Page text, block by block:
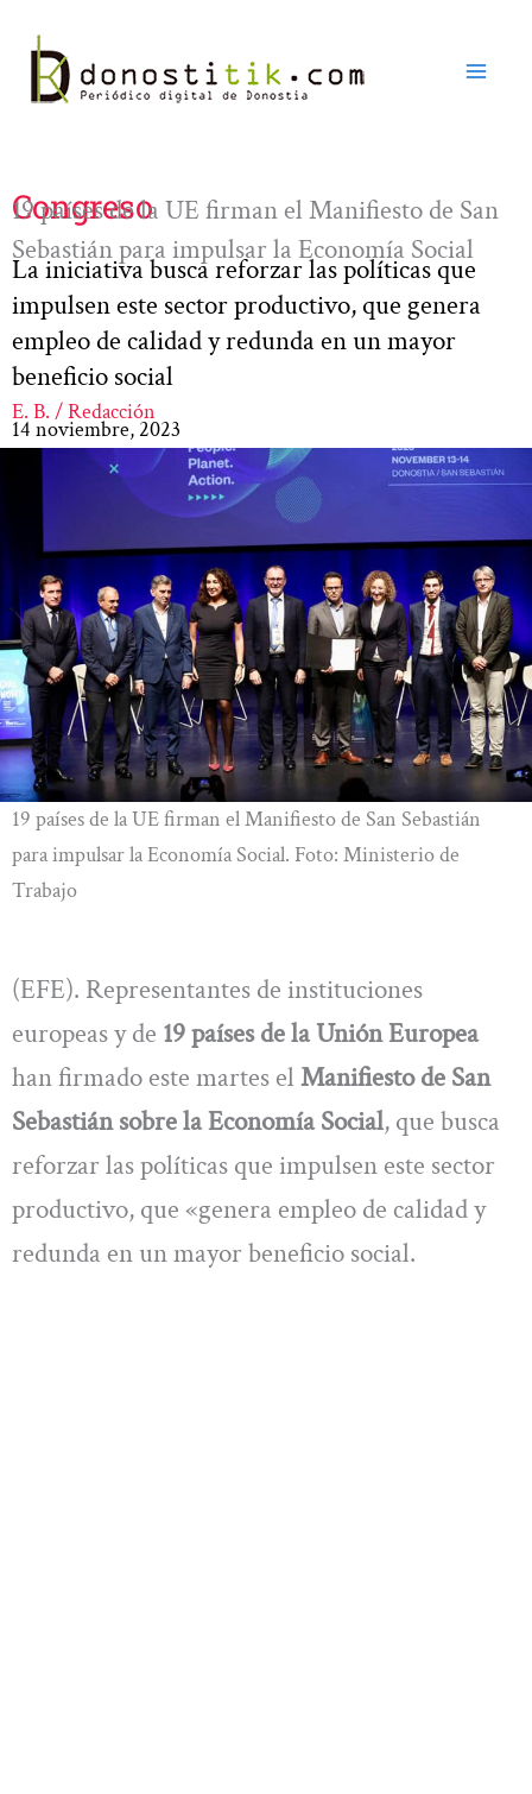
contenido
Congreso
19 países de la UE firman el Manifiesto de San
Sebastián para impulsar la Economía Social
La iniciativa busca reforzar las políticas que
impulsen este sector productivo, que genera
empleo de calidad y redunda en un mayor
beneficio social
E. B. / Redacción
14 noviembre, 2023
19 países de la UE firman el Manifiesto de San Sebastián
para impulsar la Economía Social. Foto: Ministerio de
Trabajo
(EFE). Representantes de instituciones
europeas y de 19 países de la Unión Europea
han firmado este martes el Manifiesto de San
Sebastián sobre la Economía Social, que busca
reforzar las políticas que impulsen este sector
productivo, que «genera empleo de calidad y
redunda en un mayor beneficio social.